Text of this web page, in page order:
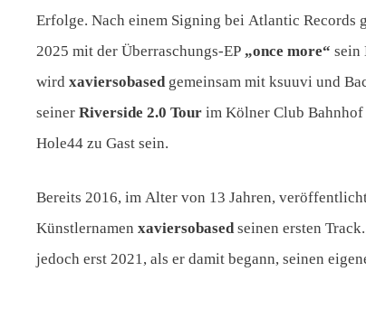
Erfolge. Nach einem Signing bei Atlantic Records
2025 mit der Überraschungs-EP „once more“ sein
wird xaviersobasedgemeinsam mit ksuuvi und
seiner Riverside 2.0 Tour im Kölner Club
Hole44 zu Gast sein.
Bereits 2016, im Alter von 13 Jahren,
Künstlernamen xaviersobased seinen ersten
jedoch erst 2021, als er damit begann, seinen